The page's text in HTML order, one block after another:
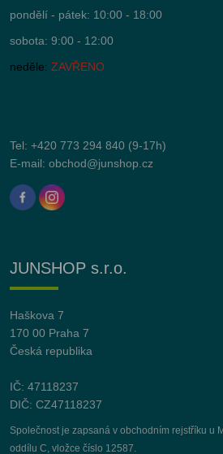
pondělí - pátek: 10:00 - 18:00
sobota: 9:00 - 12:00
neděle: ZAVŘENO
Tel: +420 773 294 840 (9-17h)
E-mail: obchod@junshop.cz
JUNSHOP s.r.o.
Haškova 7
170 00 Praha 7
Česká republika
IČ: 47118237
DIČ: CZ47118237
Společnost je zapsaná v obchodním rejstříku u
oddílu C, vložce číslo 12587.